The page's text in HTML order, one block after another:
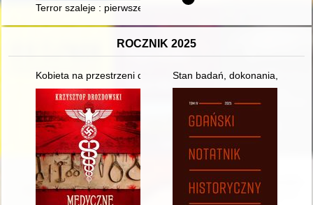
Terror szaleje : pierwsze miesiące okupacji niemieckiej na
ROCZNIK 2025
Kobieta na przestrzeni dziejów. T. 7Stan badań, dokonania,